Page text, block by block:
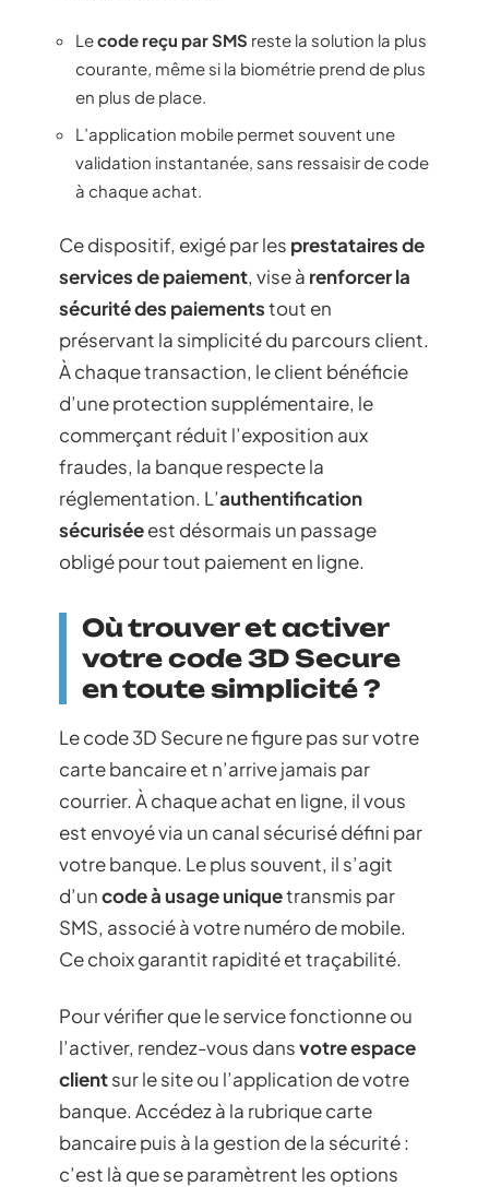
Lecode reçu par SMS reste la solution la plus
courante, même si la biométrie prend de plus
en plus de place.
L’application mobile permet souvent une
validation instantanée, sans ressaisir de code
à chaque achat.
Ce dispositif, exigé par les prestataires de
services de paiement, vise à renforcer la
sécurité des paiementstout en
préservant la simplicité du parcours client.
À chaque transaction, le client bénéficie
d’une protection supplémentaire, le
commerçant réduit l’exposition aux
fraudes, la banque respecte la
réglementation. L’authentification
sécuriséeest désormais un passage
obligé pour tout paiement en ligne.
Où trouver et activer
votre code 3D Secure
en toute simplicité ?
Le code 3D Secure ne figure pas sur votre
carte bancaire et n’arrive jamais par
courrier. À chaque achat en ligne, il vous
est envoyé via un canal sécurisé défini par
votre banque. Le plus souvent, il s’agit
d’uncode à usage uniquetransmis par
SMS, associé à votre numéro de mobile.
Ce choix garantit rapidité et traçabilité.
Pour vérifier que le service fonctionne ou
l’activer, rendez-vous dansvotre espace
clientsur le site ou l’application de votre
banque. Accédez à la rubrique carte
bancaire puis à la gestion de la sécurité :
c’est là que se paramètrent les options